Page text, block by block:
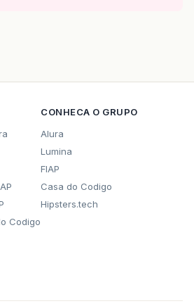
Codigo
CONHECA O GRUPO
Alura
Lumina
FIAP
Casa do Codigo
Hipsters.tech